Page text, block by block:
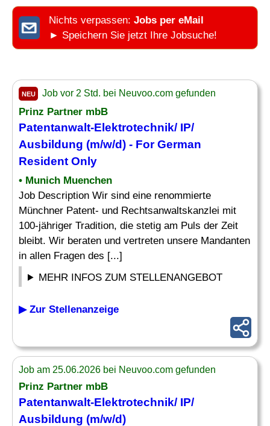
Nichts verpassen: Jobs per eMail
► Speichern Sie jetzt Ihre Jobsuche!
NEU Job vor 2 Std. bei Neuvoo.com gefunden
Prinz Partner mbB
Patentanwalt-Elektrotechnik/ IP/
Ausbildung (m/w/d) - For German
Resident Only
• Munich Muenchen
Job Description Wir sind eine renommierte
Münchner Patent- und Rechtsanwaltskanzlei mit
100-jähriger Tradition, die stetig am Puls der Zeit
bleibt. Wir beraten und vertreten unsere Mandanten
in allen Fragen des [...]
MEHR INFOS ZUM STELLENANGEBOT
▶ Zur Stellenanzeige
Job am 25.06.2026 bei Neuvoo.com gefunden
Prinz Partner mbB
Patentanwalt-Elektrotechnik/ IP/
Ausbildung (m/w/d)